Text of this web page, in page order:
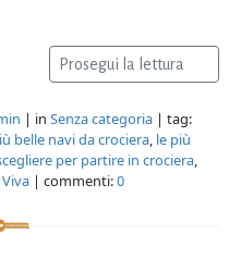
Prosegui la lettura
| in Senza categoria | tag:
belle navi da crociera, le più
per partire in crociera,
| commenti:0